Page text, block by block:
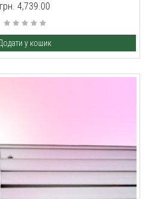
грн. 4,739.00
у кошик